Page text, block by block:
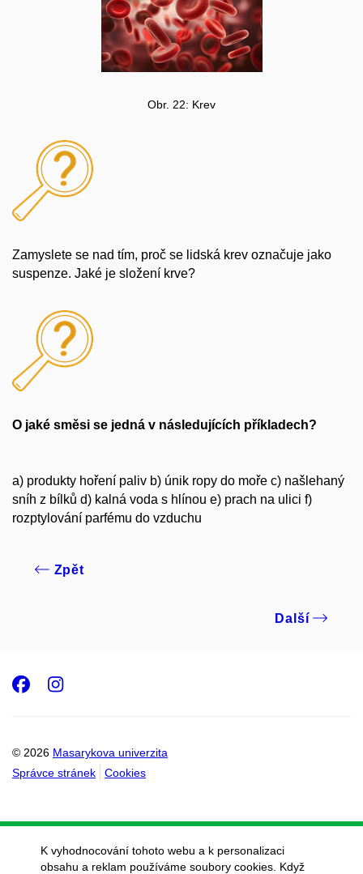
Obr. 22: Krev
Zamyslete se nad tím, proč se lidská krev označuje jako
suspenze. Jaké je složení krve?
O jaké směsi se jedná v následujících příkladech?
a) produkty hoření paliv b) únik ropy do moře c) našlehaný
sníh z bílků d) kalná voda s hlínou e) prach na ulici f)
rozptylování parfému do vzduchu
Zpět
Další
© 2026 Masarykova univerzita
Správce stránek
Cookies
Facebook
Instagram
K vyhodnocování tohoto webu a k personalizaci
obsahu a reklam používáme soubory cookies. Když